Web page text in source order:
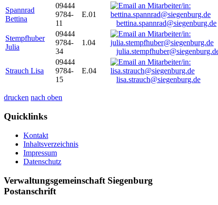
Spannrad
Bettina
09444
9784-
11
E.01
bettina.spannrad@siegenburg.de
Stempfhuber
Julia
09444
9784-
34
1.04
Strauch Lisa
09444
9784-
15
E.04
lisa.strauch@siegenburg.de
drucken nach oben
Quicklinks
Kontakt
Inhaltsverzeichnis
Impressum
Datenschutz
Verwaltungsgemeinschaft Siegenburg
Postanschrift